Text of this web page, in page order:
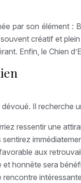
par son élément
créatif et
Enfin, le Chien
Il
ressentir une
aux
honnête sera